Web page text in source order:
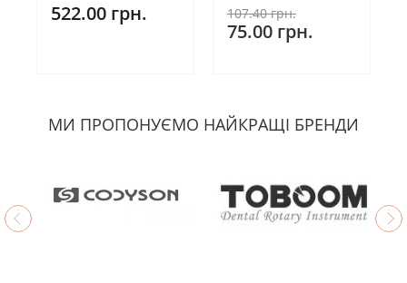
522.00 грн. 107.40 грн.
75.00 грн.
МИ ПРОПОНУЄМО НАЙКРАЩІ БРЕНДИ